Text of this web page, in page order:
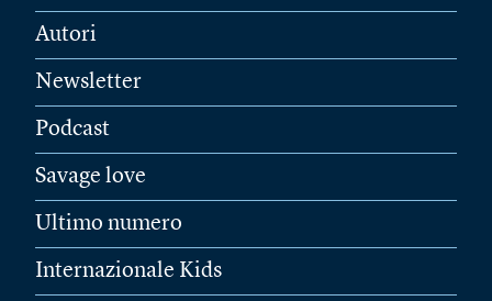
Autori
Newsletter
Podcast
Savage love
Ultimo numero
Internazionale Kids